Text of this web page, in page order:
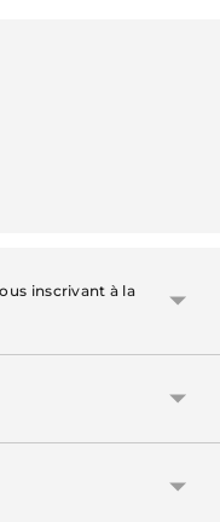
inscrivant à la